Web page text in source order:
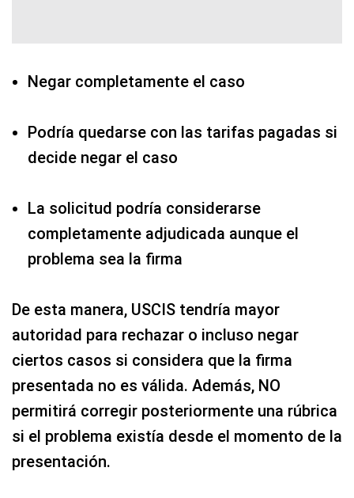
Negar completamente el caso
Podría quedarse con las tarifas pagadas si
decide negar el caso
La solicitud podría considerarse
completamente adjudicada aunque el
problema sea la firma
De esta manera, USCIS tendría mayor
autoridad para rechazar o incluso negar
ciertos casos si considera que la firma
presentada no es válida. Además, NO
permitirá corregir posteriormente una rúbrica
si el problema existía desde el momento de la
presentación.